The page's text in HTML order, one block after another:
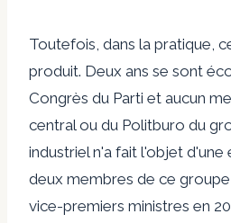
Toutefois, dans la pratique,
produit. Deux ans se sont
Congrès du Parti et aucun
central ou du Politburo du
industriel n'a fait l'objet d'une
deux membres de ce
vice-premiers ministres en